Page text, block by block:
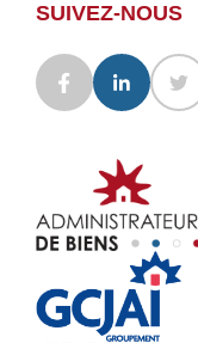
SUIVEZ-NOUS